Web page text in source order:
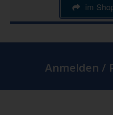
im
Anmelden /